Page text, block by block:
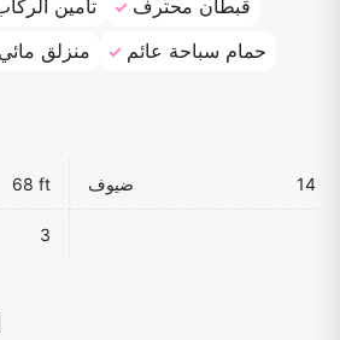
تأمين
قبطان محترف
منزلق مائي حمام سباحة عائم
68 ft ضيوف 14
3